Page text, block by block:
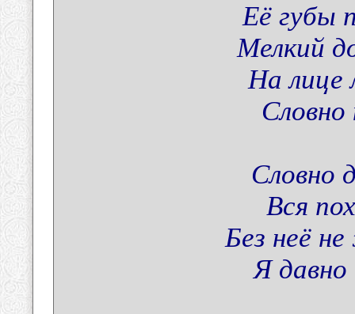
Её губы
Мелкий
На лице
Словно
Словно
Вся
Без неё
Я давно